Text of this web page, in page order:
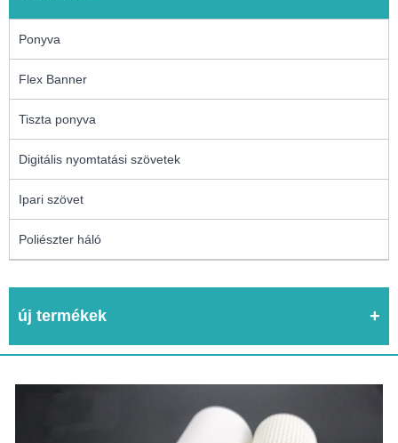
Ponyva
Flex Banner
Tiszta ponyva
Digitális nyomtatási szövetek
Ipari szövet
Poliészter háló
új termékek